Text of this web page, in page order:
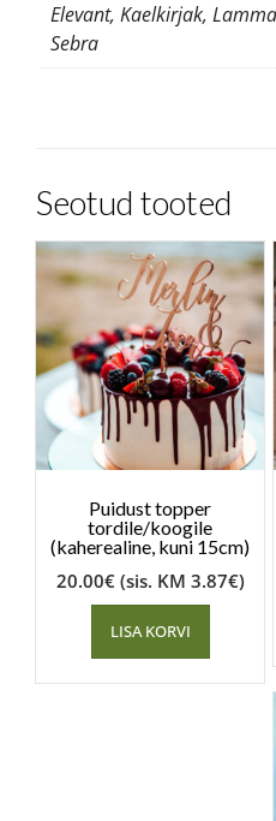
Elevant, Kaelkirjak,
Sebra
Seotud tooted
Puidust topper
tordile/koogile
(kaherealine, kuni 15cm)
20.00€ (sis. KM 3.87€)
LISA KORVI